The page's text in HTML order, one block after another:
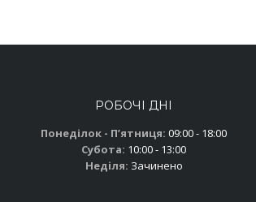
РОБОЧІ ДНІ
Понеділок - Пʼятниця: 09:00 - 18:00
Субота: 10:00 - 13:00
Неділя: Зачинено